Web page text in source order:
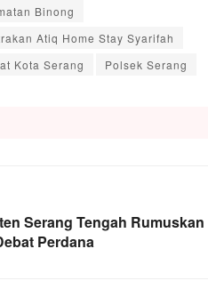
Binong
Atiq Home Stay Syarifah
Kota Serang Polsek Serang
Serang Tengah Rumuskan
Perdana